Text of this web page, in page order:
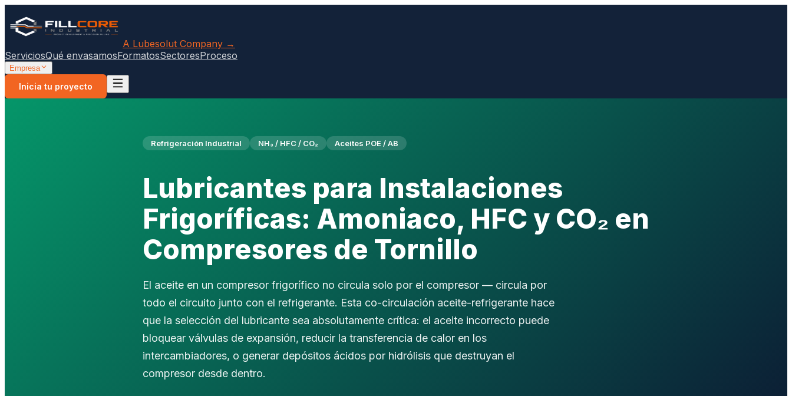
A Lubesolut Company →
ServiciosQué envasamosFormatosSectoresProceso
Empresa
Inicia tu proyecto
Refrigeración Industrial NH₃ / HFC / CO₂ Aceites POE / AB
Lubricantes para Instalaciones
Frigoríficas: Amoniaco, HFC y CO₂ en
Compresores de Tornillo
El aceite en un compresor frigorífico no circula solo por el compresor — circula por
todo el circuito junto con el refrigerante. Esta co-circulación aceite-refrigerante hace
que la selección del lubricante sea absolutamente crítica: el aceite incorrecto puede
bloquear válvulas de expansión, reducir la transferencia de calor en los
intercambiadores, o generar depósitos ácidos por hidrólisis que destruyan el
compresor desde dentro.